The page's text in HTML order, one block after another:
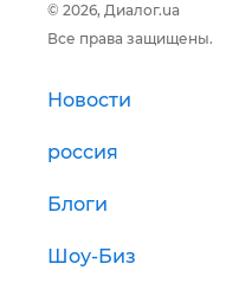
© 2026, Диалог.ua
Все права защищены.
Новости
россия
Блоги
Шоу-Биз